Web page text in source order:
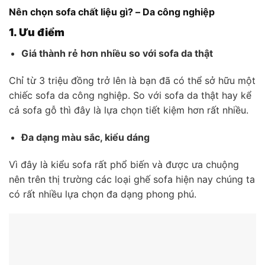
Nên chọn sofa chất liệu gì? – Da công nghiệp
1. Ưu điểm
Giá thành rẻ hơn nhiều so với sofa da thật
Chỉ từ 3 triệu đồng trở lên là bạn đã có thể sở hữu một
chiếc sofa da công nghiệp. So với sofa da thật hay kể
cả sofa gỗ thì đây là lựa chọn tiết kiệm hơn rất nhiều.
Đa dạng màu sắc, kiểu dáng
Vì đây là kiểu sofa rất phổ biến và được ưa chuộng
nên trên thị trường các loại ghế sofa hiện nay chúng ta
có rất nhiều lựa chọn đa dạng phong phú.